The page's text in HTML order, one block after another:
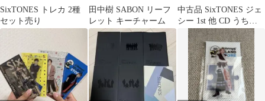
SixTONES トレカ 2種
セット売り
田中樹 SABON リーフ
レット キーチャーム
中古品 SixTONES ジェ
シー 1st 他 CD うちわ
アクリルスタンド ペン
ライト パンフレット 等
グッズセット